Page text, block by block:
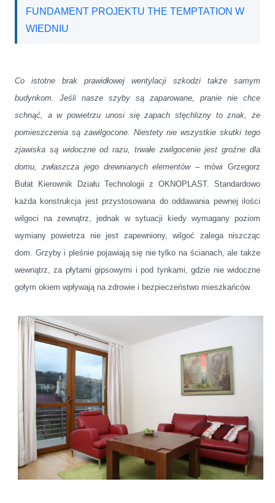
FUNDAMENT PROJEKTU THE TEMPTATION W
WIEDNIU
Co istotne brak prawidłowej wentylacji szkodzi także samym
budynkom. Jeśli nasze szyby są zaparowane, pranie nie chce
schnąć, a w powietrzu unosi się zapach stęchlizny to znak, że
pomieszczenia są zawilgocone. Niestety nie wszystkie skutki tego
zjawiska są widoczne od razu, trwałe zwilgocenie jest groźne dla
domu, zwłaszcza jego drewnianych elementów– mówi Grzegorz
Bułat Kierownik Działu Technologii z OKNOPLAST. Standardowo
każda konstrukcja jest przystosowana do oddawania pewnej ilości
wilgoci na zewnątrz, jednak w sytuacji kiedy wymagany poziom
wymiany powietrza nie jest zapewniony, wilgoć zalega niszcząc
dom. Grzyby i pleśnie pojawiają się nie tylko na ścianach, ale także
wewnątrz, za płytami gipsowymi i pod tynkami, gdzie nie widoczne
gołym okiem wpływają na zdrowie i bezpieczeństwo mieszkańców.